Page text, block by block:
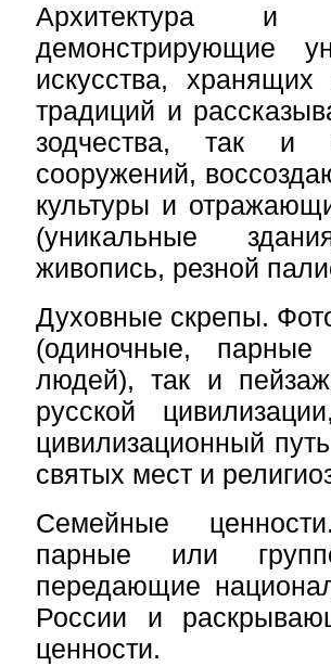
Архитектура и
демонстрирующие
искусства,
традиций и
зодчества, так и
сооружений,
культуры и
(уникальные
живопись, резной
Духовные скрепы.
(одиночные,
людей), так и
русской
цивилизационный
святых мест и
Семейные
парные или
передающие
России и
ценности.